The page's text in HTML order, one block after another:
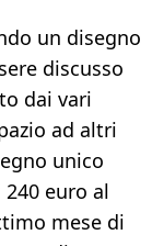
un disegno
discusso
dai vari
ad altri
unico
euro al
mese di